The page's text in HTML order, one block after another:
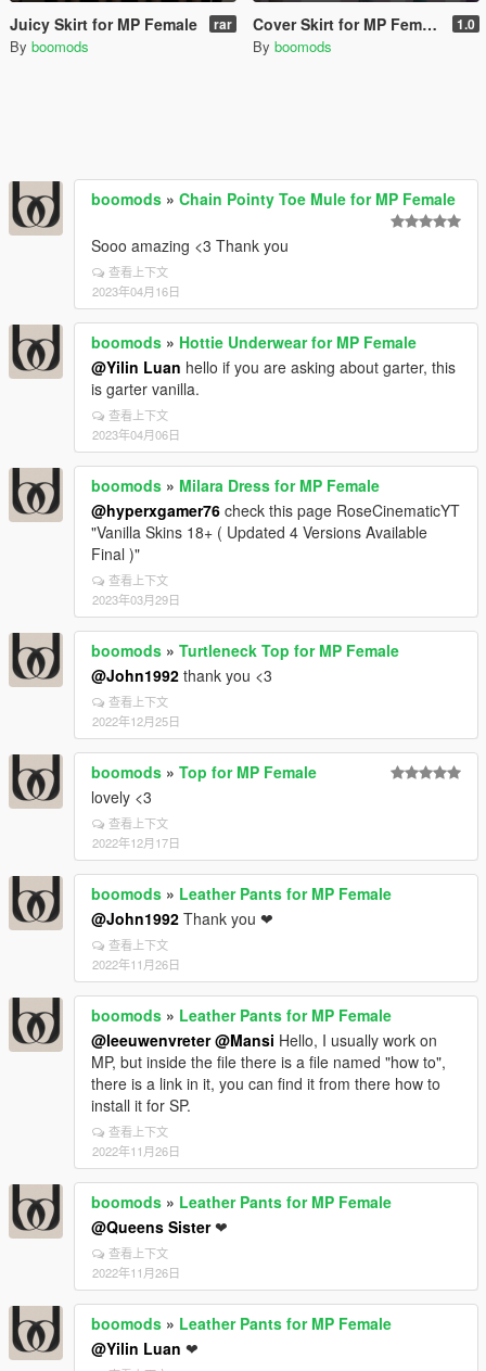
Juicy Skirt for MP Female rar
By boomods
Cover Skirt for MP Female 1.0
By boomods
boomods » Chain Pointy Toe Mule for MP Female
Sooo amazing <3 Thank you
查看上下文
2023年04月16日
boomods » Hottie Underwear for MP Female
@Yilin Luan hello if you are asking about garter, this
is garter vanilla.
查看上下文
2023年04月06日
boomods » Milara Dress for MP Female
@hyperxgamer76 check this page RoseCinematicYT
"Vanilla Skins 18+ ( Updated 4 Versions Available
Final )"
查看上下文
2023年03月29日
boomods » Turtleneck Top for MP Female
@John1992 thank you <3
查看上下文
2022年12月25日
boomods » Top for MP Female
lovely <3
查看上下文
2022年12月17日
boomods » Leather Pants for MP Female
@John1992 Thank you ❤
查看上下文
2022年11月26日
boomods » Leather Pants for MP Female
@leeuwenvreter @Mansi Hello, I usually work on
MP, but inside the file there is a file named "how to",
there is a link in it, you can find it from there how to
install it for SP.
查看上下文
2022年11月26日
boomods » Leather Pants for MP Female
@Queens Sister❤
查看上下文
2022年11月26日
boomods » Leather Pants for MP Female
@Yilin Luan ❤